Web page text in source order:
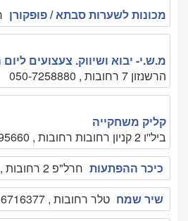
מכונות לשערות סבתא / פופקורן
מ.ש.י- יבוא ושיווק. צעצועים
הרשנזון 7 רחובות , 050-7258880
קליק משחקייה
ביל''ו 2 קניון רחובות רחובות , 089495660
כיכר ההפתעות חרל"פ 2 רחובות , 0503374008
שיר שמח טלר רחובות , 0506716377